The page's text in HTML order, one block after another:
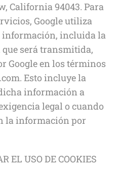
California 94043. Para
Google utiliza
información, incluida la
será transmitida,
Google en los términos
Esto incluye la
información a
legal o cuando
la información por
EL USO DE COOKIES